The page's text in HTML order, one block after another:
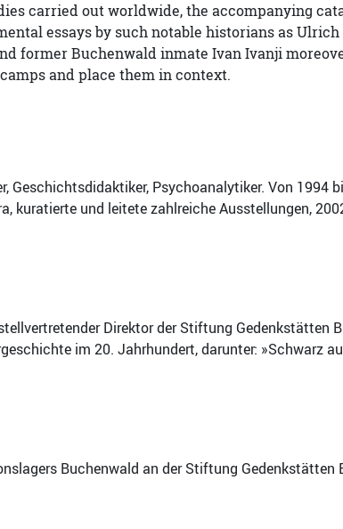
carried out worldwide, the accompanying
essays by such notable historians as
former Buchenwald inmate Ivan Ivanji
and place them in context.
Geschichtsdidaktiker, Psychoanalytiker. Von 1994
kuratierte und leitete zahlreiche Ausstellungen,
Direktor der Stiftung Gedenkstätten
im 20. Jahrhundert, darunter: »Schwarz
Buchenwald an der Stiftung